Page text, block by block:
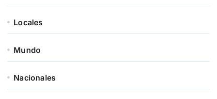
Locales
Mundo
Nacionales